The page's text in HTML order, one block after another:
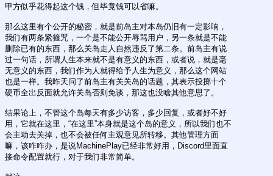
甲方似乎花得起这个钱，但毕竟钱可以省嘛。
那么这里有个公开的秘密，就是前岛主对本岛仍旧有一定影响，
我们有两条紧箍咒，一个是不能公开辱骂用户，另一条就是不能
删除已有的东西，那么关岛走人自然违反了第二条。前岛主有说
过一句话，所谓人生本来就不是有意义的东西，或者说，就是毫
无意义的东西，我们作为人就得给予人生为意义，那么这个网站
也是一样。我昨天问了前岛主有关关岛的话题，其表示投掷十个
硬币全出反面就允许关岛否则免谈，那这也没啥其他意思了。
结果论上，不管这个岛每天有多少访客，多少回复，或者好不好
用，它就在这里，“在这里”本身就是这个岛的意义，所以我们也不
会主动去关掉，也不会被任何主观意见所转移。其他管理方面
嘛，该咋咋办，是说MachinePlay已经非常好用，Discord里面直
接命令配置就行，对于我们非常简单。